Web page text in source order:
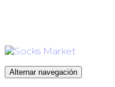
Alternar navegación